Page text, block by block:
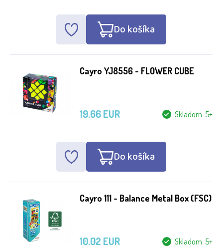
Do košíka
Cayro YJ8556 - FLOWER CUBE
Skladom 5+
19.66 EUR
Do košíka
Cayro 111 - Balance Metal Box (FSC)
Skladom 5+
10.02 EUR